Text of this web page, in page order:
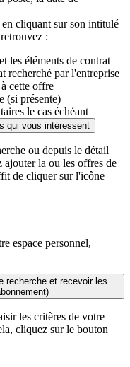
cliquant sur son intitulé
:
les éléments de contrat
recherché par l'entreprise
cette offre
(si présente)
le cas échéant
qui vous intéressent
ou depuis le détail
la ou les offres de
de cliquer sur l'icône
espace personnel,
recherche et recevoir les
les critères de votre
cliquez sur le bouton